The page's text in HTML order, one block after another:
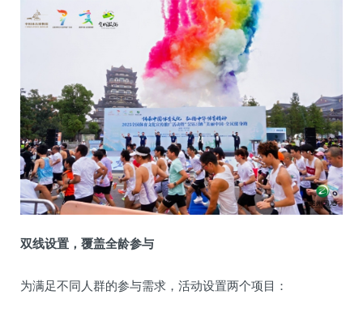
双线设置，覆盖全龄参与
为满足不同人群的参与需求，活动设置两个项目：